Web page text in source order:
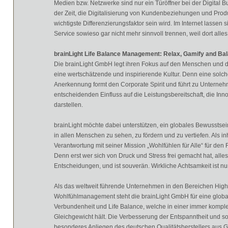
Medien bzw. Netzwerke sind nur ein Türöffner bei der Digital
der Zeit, die Digitalisierung von Kundenbeziehungen und
wichtigste Differenzierungsfaktor sein wird. Im Internet lassen
Service sowieso gar nicht mehr sinnvoll trennen, weil dort
brainLight Life Balance Management: Relax, Gamify and
Die brainLight GmbH legt ihren Fokus auf den Menschen und
eine wertschätzende und inspirierende Kultur. Denn eine
Anerkennung formt den Corporate Spirit und führt zu
entscheidenden Einfluss auf die Leistungsbereitschaft, die
darstellen.
brainLight möchte dabei unterstützen, ein globales
in allen Menschen zu sehen, zu fördern und zu vertiefen. Als
Verantwortung mit seiner Mission „Wohlfühlen für Alle“ für
Denn erst wer sich von Druck und Stress frei gemacht hat,
Entscheidungen, und ist souverän. Wirkliche Achtsamkeit ist
Als das weltweit führende Unternehmen in den Bereichen
Wohlfühlmanagement steht die brainLight GmbH für eine
Verbundenheit und Life Balance, welche in einer immer
Gleichgewicht hält. Die Verbesserung der Entspanntheit und